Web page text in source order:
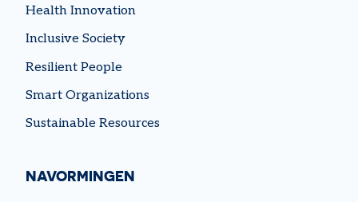
Health Innovation
Inclusive Society
Resilient People
Smart Organizations
Sustainable Resources
NAVORMINGEN